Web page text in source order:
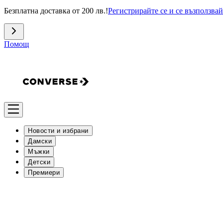
Безплатна доставка от 200 лв.!Регистрирайте се и се
Помощ
Новости и избрани
Дамски
Мъжки
Детски
Премиери